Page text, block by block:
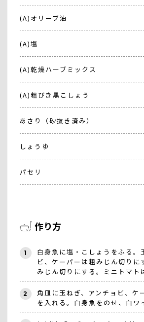
(A)オリーブ油
(A)塩
(A)乾燥ハーブミックス
(A)粗びき黒こしょう
あさり（砂抜き済み）
しょうゆ
パセリ
作り方
1
白身魚に塩・こしょうをふる。
ビ、ケーパーは粗みじん切りに
みじん切りにする。ミニトマト
2
角皿に玉ねぎ、アンチョビ、ケ
を入れる。白身魚をのせ、白ワ